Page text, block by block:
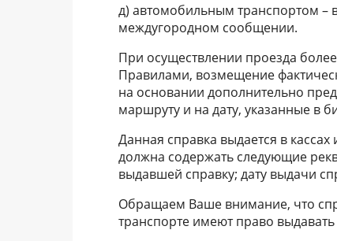
д) автомобильным транспортом –
междугородном сообщении.
При осуществлении проезда
Правилами, возмещение
на основании дополнительно
маршруту и на дату, указанные в
Данная справка выдается в
должна содержать следующие
выдавшей справку; дату выдачи
Обращаем Ваше внимание, что
транспорте имеют право